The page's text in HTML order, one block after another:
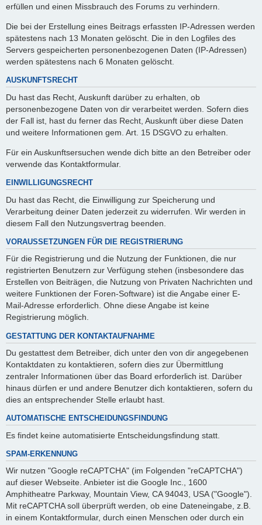
erfüllen und einen Missbrauch des Forums zu verhindern.
Die bei der Erstellung eines Beitrags erfassten IP-Adressen werden
spätestens nach 13 Monaten gelöscht. Die in den Logfiles des
Servers gespeicherten personenbezogenen Daten (IP-Adressen)
werden spätestens nach 6 Monaten gelöscht.
AUSKUNFTSRECHT
Du hast das Recht, Auskunft darüber zu erhalten, ob
personenbezogene Daten von dir verarbeitet werden. Sofern dies
der Fall ist, hast du ferner das Recht, Auskunft über diese Daten
und weitere Informationen gem. Art. 15 DSGVO zu erhalten.
Für ein Auskunftsersuchen wende dich bitte an den Betreiber oder
verwende das Kontaktformular.
EINWILLIGUNGSRECHT
Du hast das Recht, die Einwilligung zur Speicherung und
Verarbeitung deiner Daten jederzeit zu widerrufen. Wir werden in
diesem Fall den Nutzungsvertrag beenden.
VORAUSSETZUNGEN FÜR DIE REGISTRIERUNG
Für die Registrierung und die Nutzung der Funktionen, die nur
registrierten Benutzern zur Verfügung stehen (insbesondere das
Erstellen von Beiträgen, die Nutzung von Privaten Nachrichten und
weitere Funktionen der Foren-Software) ist die Angabe einer E-
Mail-Adresse erforderlich. Ohne diese Angabe ist keine
Registrierung möglich.
GESTATTUNG DER KONTAKTAUFNAHME
Du gestattest dem Betreiber, dich unter den von dir angegebenen
Kontaktdaten zu kontaktieren, sofern dies zur Übermittlung
zentraler Informationen über das Board erforderlich ist. Darüber
hinaus dürfen er und andere Benutzer dich kontaktieren, sofern du
dies an entsprechender Stelle erlaubt hast.
AUTOMATISCHE ENTSCHEIDUNGSFINDUNG
Es findet keine automatisierte Entscheidungsfindung statt.
SPAM-ERKENNUNG
Wir nutzen "Google reCAPTCHA" (im Folgenden "reCAPTCHA")
auf dieser Webseite. Anbieter ist die Google Inc., 1600
Amphitheatre Parkway, Mountain View, CA 94043, USA ("Google").
Mit reCAPTCHA soll überprüft werden, ob eine Dateneingabe, z.B.
in einem Kontaktformular, durch einen Menschen oder durch ein